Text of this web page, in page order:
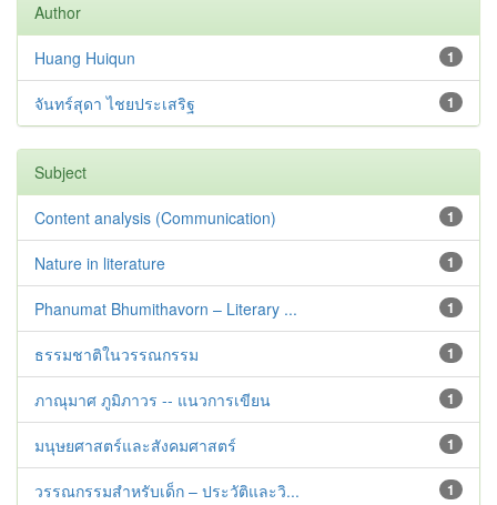
Author
1
Huang Huiqun
1
จันทร์สุดา ไชยประเสริฐ
Subject
1
Content analysis (Communication)
1
Nature in literature
1
Phanumat Bhumithavorn – Literary ...
1
ธรรมชาติในวรรณกรรม
1
ภาณุมาศ ภูมิภาวร -- แนวการเขียน
1
มนุษยศาสตร์และสังคมศาสตร์
1
วรรณกรรมสำหรับเด็ก – ประวัติและวิ...